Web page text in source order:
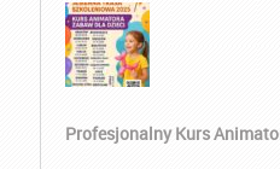
Profesjonalny Kurs